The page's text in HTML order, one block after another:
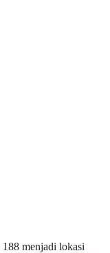
menjadi lokasi